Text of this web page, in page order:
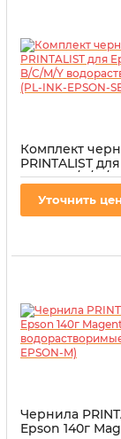
клиентов
Комплект
PRINTALIST
4х140г B/C/M/Y
INK-EPSON-
Уточнить
Чернила
Epson 140г